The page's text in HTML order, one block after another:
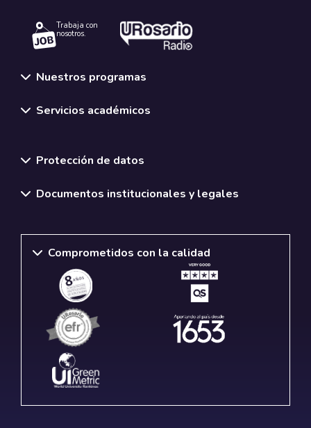
Trabaja con
nosotros.
Nuestros programas
Servicios académicos
Protección de datos
Documentos institucionales y legales
Comprometidos con la calidad